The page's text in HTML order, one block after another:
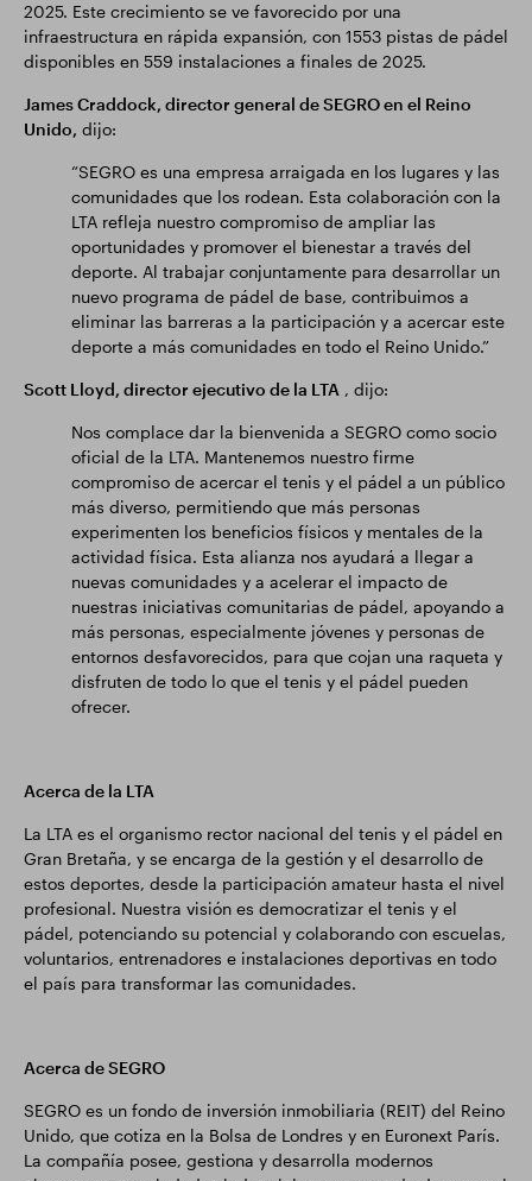
2025. Este crecimiento se ve favorecido por una
infraestructura en rápida expansión, con 1553 pistas de pádel
disponibles en 559 instalaciones a finales de 2025.
James Craddock, director general de SEGRO en el Reino
Unido, dijo:
“SEGRO es una empresa arraigada en los lugares y las
comunidades que los rodean. Esta colaboración con la
LTA refleja nuestro compromiso de ampliar las
oportunidades y promover el bienestar a través del
deporte. Al trabajar conjuntamente para desarrollar un
nuevo programa de pádel de base, contribuimos a
eliminar las barreras a la participación y a acercar este
deporte a más comunidades en todo el Reino Unido.”
Scott Lloyd, director ejecutivo de la LTA , dijo:
Nos complace dar la bienvenida a SEGRO como socio
oficial de la LTA. Mantenemos nuestro firme
compromiso de acercar el tenis y el pádel a un público
más diverso, permitiendo que más personas
experimenten los beneficios físicos y mentales de la
actividad física. Esta alianza nos ayudará a llegar a
nuevas comunidades y a acelerar el impacto de
nuestras iniciativas comunitarias de pádel, apoyando a
más personas, especialmente jóvenes y personas de
entornos desfavorecidos, para que cojan una raqueta y
disfruten de todo lo que el tenis y el pádel pueden
ofrecer.
Acerca de la LTA
La LTA es el organismo rector nacional del tenis y el pádel en
Gran Bretaña, y se encarga de la gestión y el desarrollo de
estos deportes, desde la participación amateur hasta el nivel
profesional. Nuestra visión es democratizar el tenis y el
pádel, potenciando su potencial y colaborando con escuelas,
voluntarios, entrenadores e instalaciones deportivas en todo
el país para transformar las comunidades.
Acerca de SEGRO
SEGRO es un fondo de inversión inmobiliaria (REIT) del Reino
Unido, que cotiza en la Bolsa de Londres y en Euronext París.
La compañía posee, gestiona y desarrolla modernos